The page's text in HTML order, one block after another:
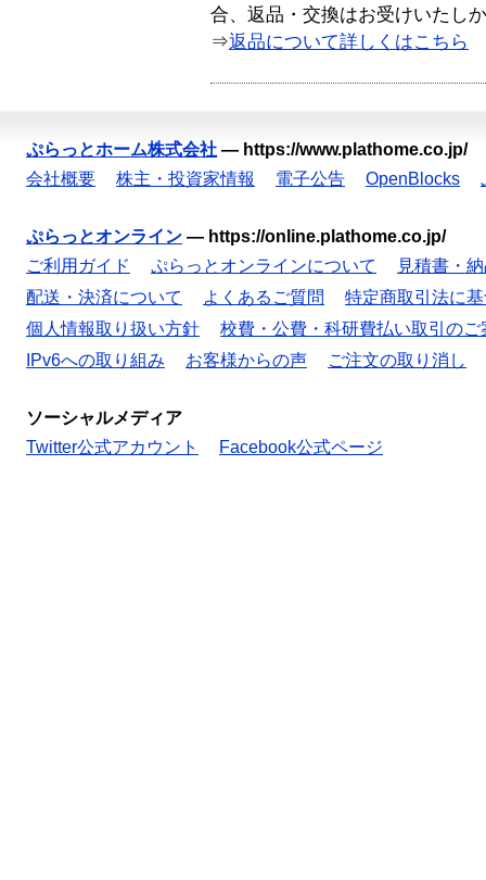
合、返品・交換はお受けいたし
⇒返品について詳しくはこちら
ぷらっとホーム株式会社 — https://www.plathome.co.jp/
会社概要
株主・投資家情報 電子公告 OpenBlocks
ぷらっとオンライン — https://online.plathome.co.jp/
ご利用ガイド
ぷらっとオンラインについて
見積書・
配送・決済について
よくあるご質問
特定商取引法に
個人情報取り扱い方針
校費・公費・科研費払い取引のご
IPv6への取り組み
お客様からの声 ご注文の取り消し
ソーシャルメディア
Twitter公式アカウント
Facebook公式ページ